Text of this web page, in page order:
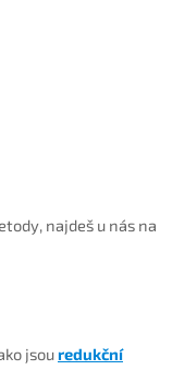
najdeš u nás na
jsouredukční